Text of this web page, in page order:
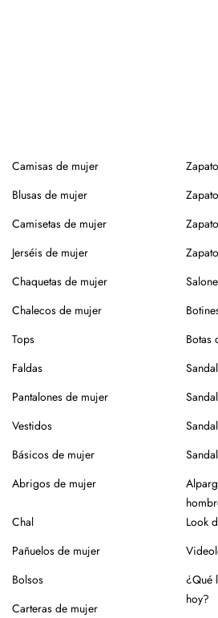
Siempre es mejor guardarlos en su
para que se conserven como el
Si tienes alguna duda, puedes
Camisas de mujer
Blusas de mujer
Camisetas de mujer
Jerséis de mujer
Chaquetas de mujer
Chalecos de mujer
Tops
Faldas
Pantalones de mujer
Vestidos
Básicos de mujer
Abrigos de mujer
Botas
Chal
Pañuelos de mujer
Bolsos
Carteras de mujer
Look
¿Qué
hoy?